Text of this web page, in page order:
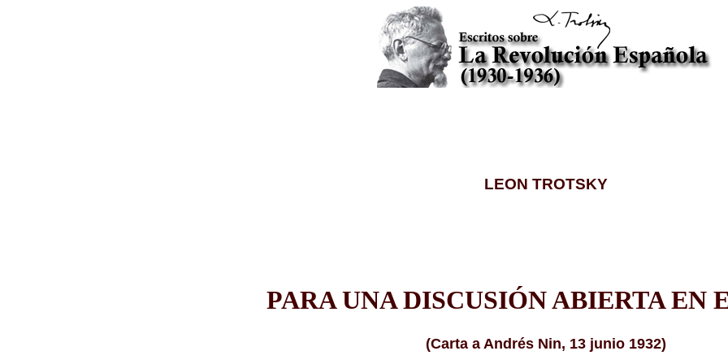
LEON TROTSKY
PARA UNA DISCUSIÓN ABIERTA EN
(Carta a Andrés Nin, 13 junio 1932)